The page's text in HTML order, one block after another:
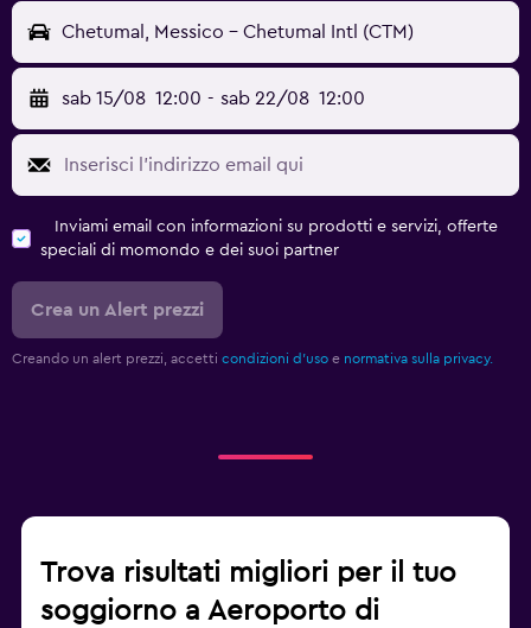
Chetumal, Messico - Chetumal Intl (CTM)
sab 15/08 12:00 - sab 22/08 12:00
Inviami email con informazioni su prodotti e servizi, offerte
speciali di momondo e dei suoi partner
Crea un Alert prezzi
Creando un alert prezzi, accetti condizioni d'uso e normativa sulla privacy.
Trova risultati migliori per il tuo
soggiorno a Aeroporto di